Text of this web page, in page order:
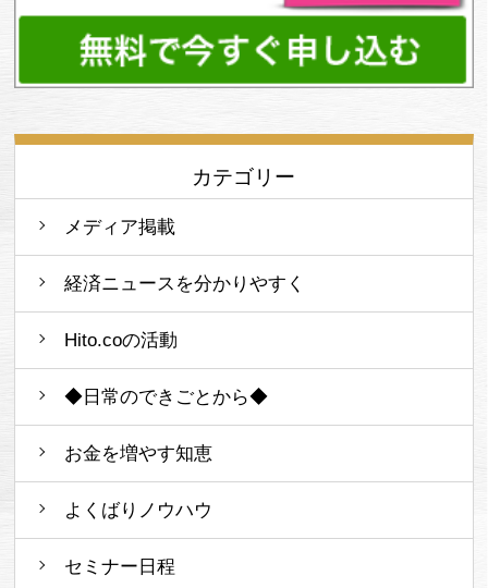
カテゴリー
メディア掲載
経済ニュースを分かりやすく
Hito.coの活動
◆日常のできごとから◆
お金を増やす知恵
よくばりノウハウ
セミナー日程